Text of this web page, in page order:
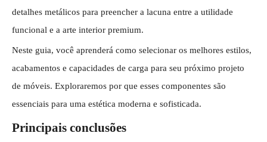
detalhes metálicos para preencher a lacuna entre a utilidade
funcional e a arte interior premium.
Neste guia, você aprenderá como selecionar os melhores estilos,
acabamentos e capacidades de carga para seu próximo projeto
de móveis. Exploraremos por que esses componentes são
essenciais para uma estética moderna e sofisticada.
Principais conclusões